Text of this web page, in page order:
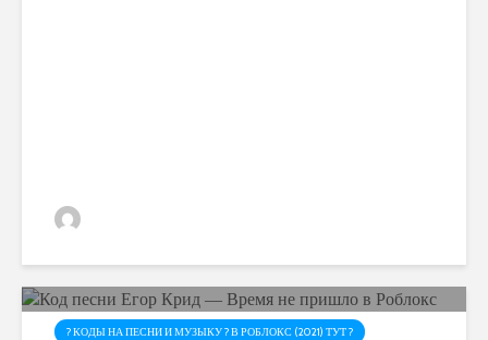
? КОДЫ НА ПЕСНИ И МУЗЫКУ ? В РОБЛОКС (2021) ТУТ ?